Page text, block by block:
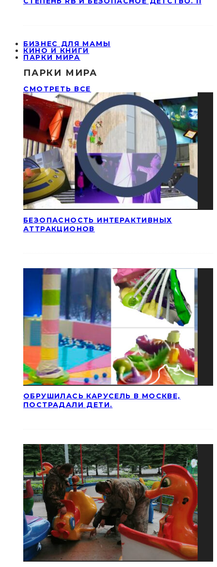
БИЗНЕС ДЛЯ МАМЫ
КИНО И КНИГИ
ПАРКИ МИРА
ПАРКИ МИРА
СМОТРЕТЬ ВСЕ
БЕЗОПАСНОСТЬ ИНТЕРАКТИВНЫХ
АТТРАКЦИОНОВ
ОБРУШИЛАСЬ КАРУСЕЛЬ В МОСКВЕ,
ПОСТРАДАЛИ ДЕТИ.